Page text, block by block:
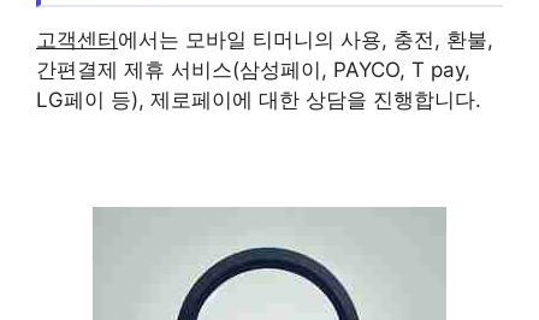
고객센터 에서는 모바일 티머니의 사용, 충전, 환불,
간편결제 제휴 서비스(삼성페이, PAYCO, T pay,
LG페이 등), 제로페이에 대한 상담을 진행합니다.